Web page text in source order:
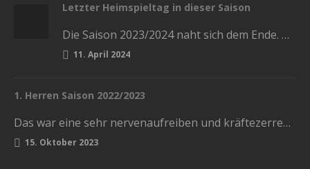
Letzter Heimspieltag in dieser Saison
Die Saison 2023/2024 naht sich dem Ende. Diesen Samstag haben wir die letzten Heimspiele in der Stadthalle. Kommt und lasst…
11. April 2024
1. Herren Saison 2022/2023
Das war eine sehr nervenaufreiben und kräftezerrende Saison. Mit einem Ende, womit wir nicht gerechnet hatten. Die Vorrunde schlossen wir…
15. Oktober 2023